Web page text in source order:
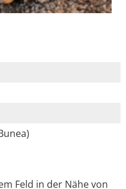
Feld in der Nähe von